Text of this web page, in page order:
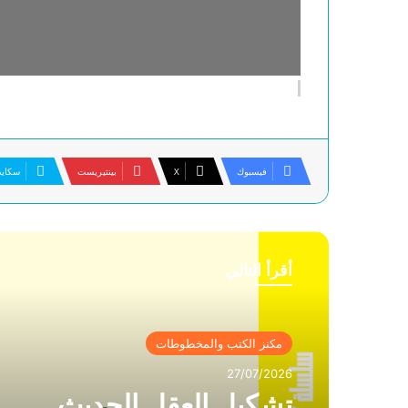
فيسبوك ‫X بينتيريست
أقرأ التالي
مكنز الكتب والمخطوطات
27/07/2026